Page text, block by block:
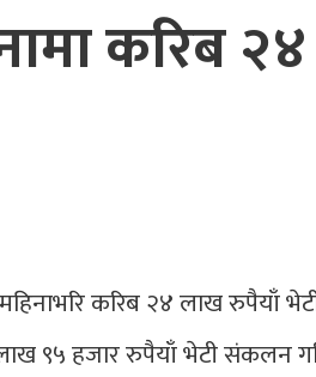
करिब
महिनाभरि करिब २४ लाख रुपैयाँ
९५ हजार रुपैयाँ भेटी संकलन